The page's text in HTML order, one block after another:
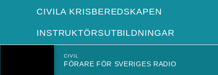
CIVILA KRISBEREDSKAPEN
INSTRUKTÖRSUTBILDNINGAR
CIVIL
FÖRARE FÖR SVERIGES RADIO